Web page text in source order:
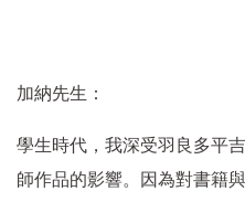
加納先生：
學生時代，我深受羽良多平
師作品的影響。因為對書籍